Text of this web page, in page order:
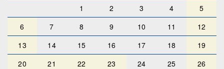
1
2 3 4
5
6
7 8 9 10 11
12
13
14 15 16 17 18
19
20
21 22 23 24 25
26